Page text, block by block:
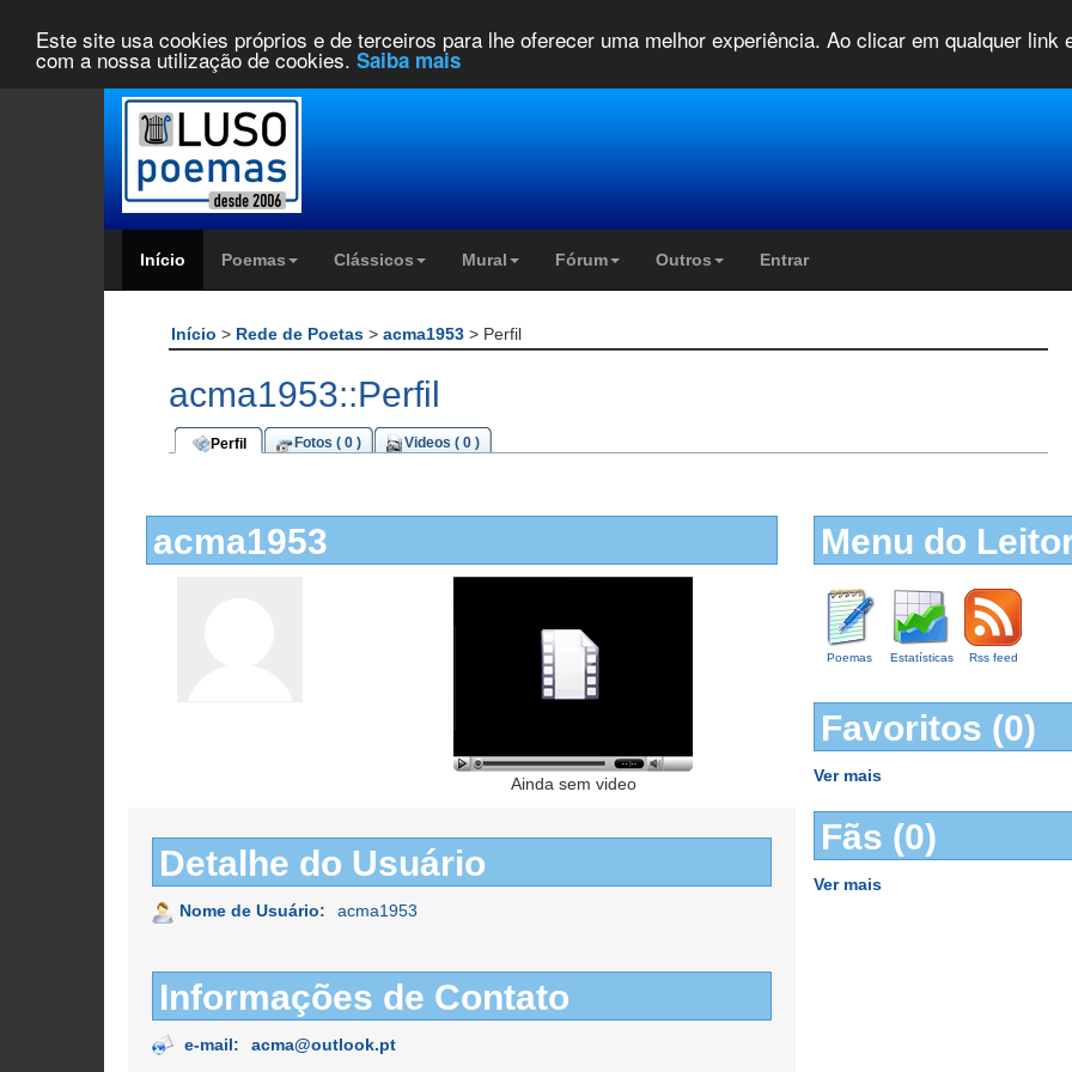
Este site usa cookies próprios e de terceiros para lhe oferecer uma melhor experiência. Ao clicar em qualquer link
com a nossa utilização de cookies. Saiba mais
Início Poemas Clássicos Mural Fórum Outros Entrar
Início > Rede de Poetas > acma1953 > Perfil
acma1953::Perfil
Perfil Fotos ( 0 ) Videos ( 0 )
acma1953
Ainda sem video
Detalhe do Usuário
Nome de Usuário: acma1953
Informações de Contato
e-mail: acma@outlook.pt
Menu do
Poemas Estatísticas Rss feed
Favoritos (0)
Ver mais
Fãs (0)
Ver mais